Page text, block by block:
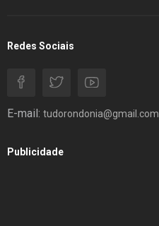
Redes Sociais
E-mail: tudorondonia@gmail.com
Publicidade